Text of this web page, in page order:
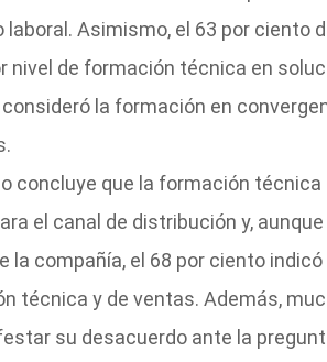
laboral. Asimismo, el 63 por ciento
nivel de formación técnica en
la formación en
concluye que la formación
el canal de distribución y,
la compañía, el 68 por ciento
técnica y de ventas. Además,
su desacuerdo ante la